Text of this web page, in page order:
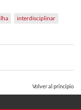
interdisciplinar
Volver al principio